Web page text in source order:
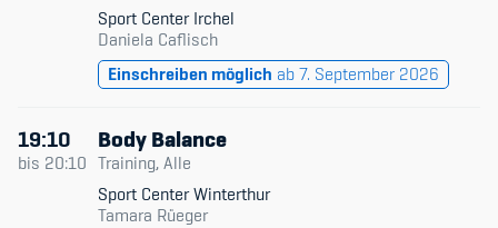
Sport Center Irchel
Daniela Caflisch
Einschreiben möglich ab 7. September 2026
19:10
bis 20:10
Body Balance
Training, Alle
Sport Center Winterthur
Tamara Rüeger